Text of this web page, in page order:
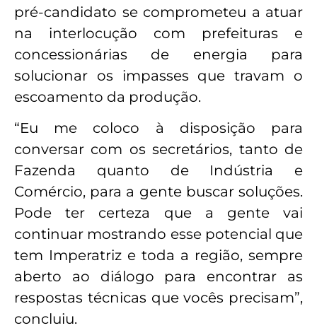
pré-candidato se comprometeu a atuar
na interlocução com prefeituras e
concessionárias de energia para
solucionar os impasses que travam o
escoamento da produção.
“Eu me coloco à disposição para
conversar com os secretários, tanto de
Fazenda quanto de Indústria e
Comércio, para a gente buscar soluções.
Pode ter certeza que a gente vai
continuar mostrando esse potencial que
tem Imperatriz e toda a região, sempre
aberto ao diálogo para encontrar as
respostas técnicas que vocês precisam”,
concluiu.